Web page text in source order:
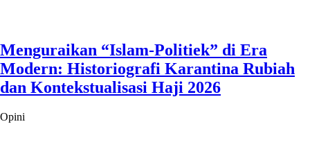
Menguraikan “Islam-Politiek” di Era
Modern: Historiografi Karantina Rubiah
dan Kontekstualisasi Haji 2026
Opini